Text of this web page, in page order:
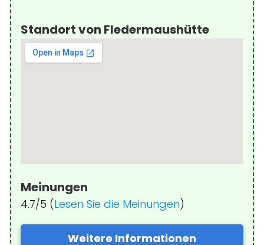
Standort von Fledermaushütte
Meinungen
4.7/5 (Lesen Sie die Meinungen)
Weitere Informationen